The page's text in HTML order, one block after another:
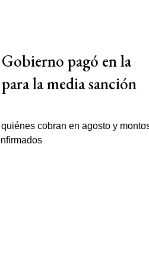
pagó en la
la media sanción